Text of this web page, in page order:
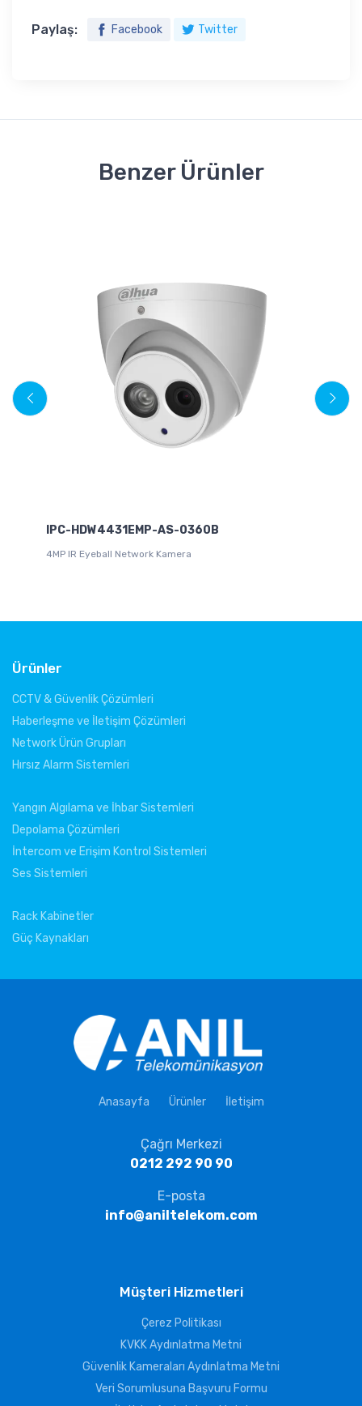
Paylaş: Facebook Twitter
Benzer Ürünler
IPC-HDW4431EMP-AS-0360B
4MP IR Eyeball Network Kamera
Ürünler
CCTV & Güvenlik Çözümleri
Haberleşme ve İletişim Çözümleri
Network Ürün Grupları
Hırsız Alarm Sistemleri
Yangın Algılama ve İhbar Sistemleri
Depolama Çözümleri
İntercom ve Erişim Kontrol Sistemleri
Ses Sistemleri
Rack Kabinetler
Güç Kaynakları
Anasayfa Ürünler İletişim
Çağrı Merkezi
0212 292 90 90
E-posta
info@aniltelekom.com
Müşteri Hizmetleri
Çerez Politikası
KVKK Aydınlatma Metni
Güvenlik Kameraları Aydınlatma Metni
Veri Sorumlusuna Başvuru Formu